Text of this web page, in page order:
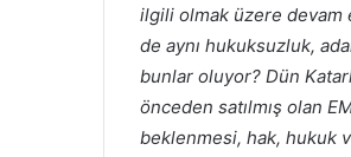
ilgili olmak üzere devam
de aynı hukuksuzluk,
bunlar oluyor? Dün
önceden satılmış olan
beklenmesi, hak, hukuk